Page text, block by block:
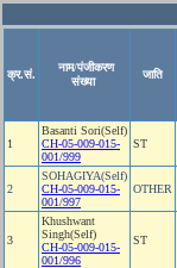
क्र.सं.
नाम/पंजीकरण
संख्या
जाति
1
Basanti Sori(Self)
CH-05-009-015-
001/999
ST
2
SOHAGIYA(Self)
CH-05-009-015-
001/997
OTHER
3
Khushwant
Singh(Self)
CH-05-009-015-
001/996
ST